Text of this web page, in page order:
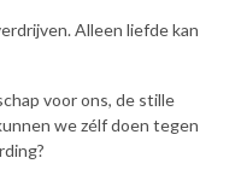
Alleen liefde kan
voor ons, de stille
we zélf doen tegen